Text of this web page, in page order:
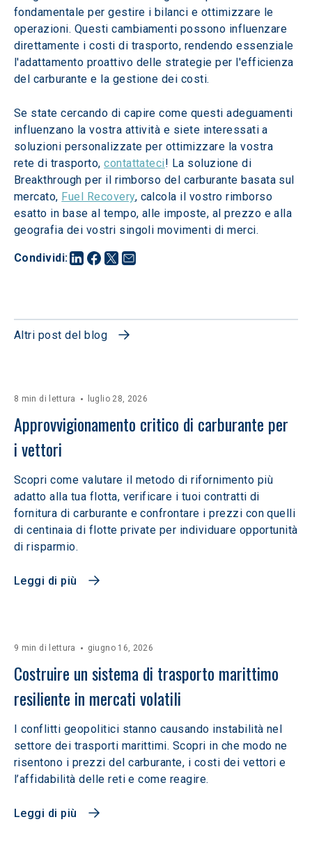
Condividi:
fondamentale per gestire i bilanci e ottimizzare le
operazioni. Questi cambiamenti possono influenzare
direttamente i costi di trasporto, rendendo essenziale
l'adattamento proattivo delle strategie per l'efficienza
del carburante e la gestione dei costi.
Se state cercando di capire come questi adeguamenti
influenzano la vostra attività e siete interessati a
soluzioni personalizzate per ottimizzare la vostra
rete di trasporto, contattateci! La soluzione di
Breakthrough per il rimborso del carburante basata sul
mercato, Fuel Recovery, calcola il vostro rimborso
esatto in base al tempo, alle imposte, al prezzo e alla
geografia dei vostri singoli movimenti di merci.
Altri post del blog
8 min di lettura luglio 28, 2026
Approvvigionamento critico di carburante per
i vettori
Scopri come valutare il metodo di rifornimento più
adatto alla tua flotta, verificare i tuoi contratti di
fornitura di carburante e confrontare i prezzi con quelli
di centinaia di flotte private per individuare opportunità
di risparmio.
Leggi di più
9 min di lettura giugno 16, 2026
Costruire un sistema di trasporto marittimo
resiliente in mercati volatili
I conflitti geopolitici stanno causando instabilità nel
settore dei trasporti marittimi. Scopri in che modo ne
risentono i prezzi del carburante, i costi dei vettori e
l’affidabilità delle reti e come reagire.
Leggi di più